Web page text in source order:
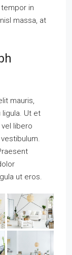
in
massa, at
mauris,
ligula. Ut et
libero
ut eros.